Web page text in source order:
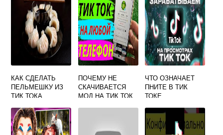
КАК СДЕЛАТЬ
ПЕЛЬМЕШКУ ИЗ
ТИК ТОКА
ПОЧЕМУ НЕ
СКАЧИВАЕТСЯ
МОД НА ТИК ТОК
ЧТО ОЗНАЧАЕТ
ПНИТЕ В ТИК
ТОКЕ